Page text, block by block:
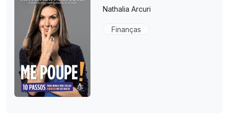
Nathalia Arcuri
Finanças